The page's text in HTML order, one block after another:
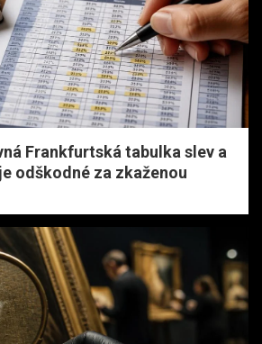
Frankfurtská tabulka slev a
odškodné za zkaženou